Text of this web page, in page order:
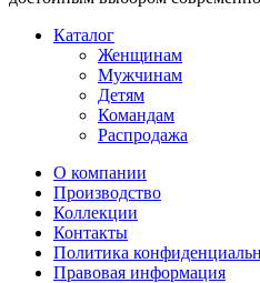
Каталог
Женщинам
Мужчинам
Детям
Командам
Распродажа
О компании
Производство
Коллекции
Контакты
Политика
Правовая информация